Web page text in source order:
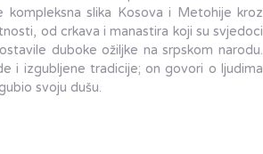
kompleksna slika Kosova i Metohije kroz
od crkava i manastira koji su svjedoci
duboke ožiljke na srpskom narodu.
i izgubljene tradicije; on govori o ljudima
svoju dušu.